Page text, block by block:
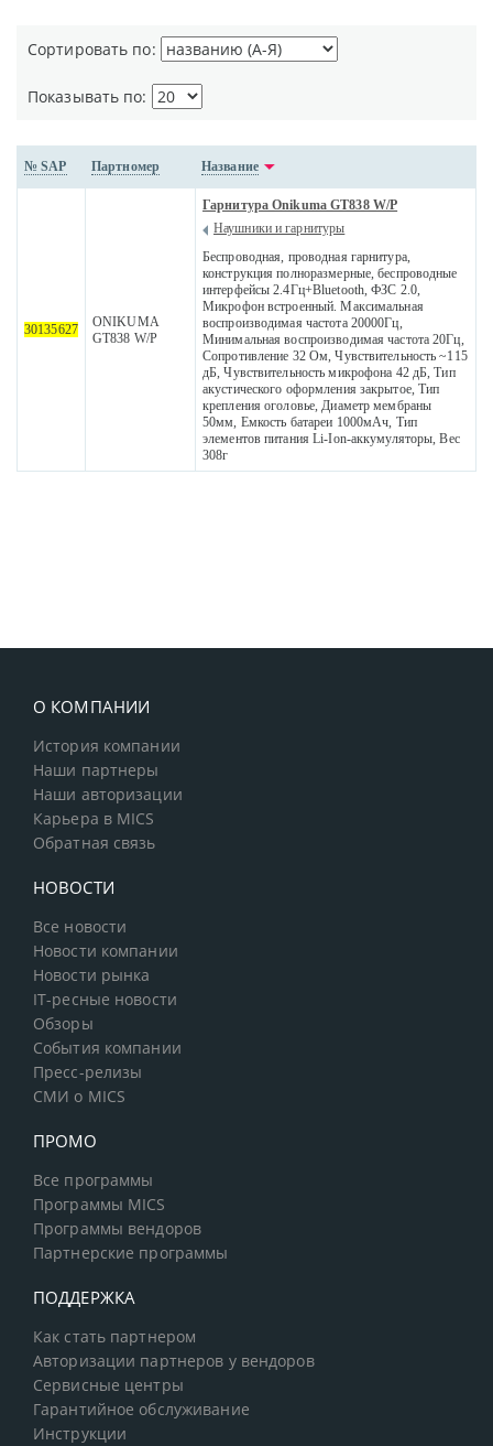
Сортировать по:
Показывать по:
№ SAP Партномер Название
30135627
ONIKUMA
GT838 W/P
Гарнитура Onikuma GT838 W/P
Наушники и гарнитуры
Беспроводная, проводная гарнитура,
конструкция полноразмерные, беспроводные
интерфейсы 2.4Гц+Bluetooth, ФЗС 2.0,
Микрофон встроенный. Максимальная
воспроизводимая частота 20000Гц,
Минимальная воспроизводимая частота 20Гц,
Сопротивление 32 Ом, Чувствительность ~115
дБ, Чувствительность микрофона 42 дБ, Тип
акустического оформления закрытое, Тип
крепления оголовье, Диаметр мембраны
50мм, Емкость батареи 1000мАч, Тип
элементов питания Li-Ion-аккумуляторы, Вес
308г
О КОМПАНИИ
История компании
Наши партнеры
Наши авторизации
Карьера в MICS
Обратная связь
НОВОСТИ
Все новости
Новости компании
Новости рынка
IT-ресные новости
Обзоры
События компании
Пресс-релизы
СМИ о MICS
ПРОМО
Все программы
Программы MICS
Программы вендоров
Партнерские программы
ПОДДЕРЖКА
Как стать партнером
Авторизации партнеров у вендоров
Сервисные центры
Гарантийное обслуживание
Инструкции